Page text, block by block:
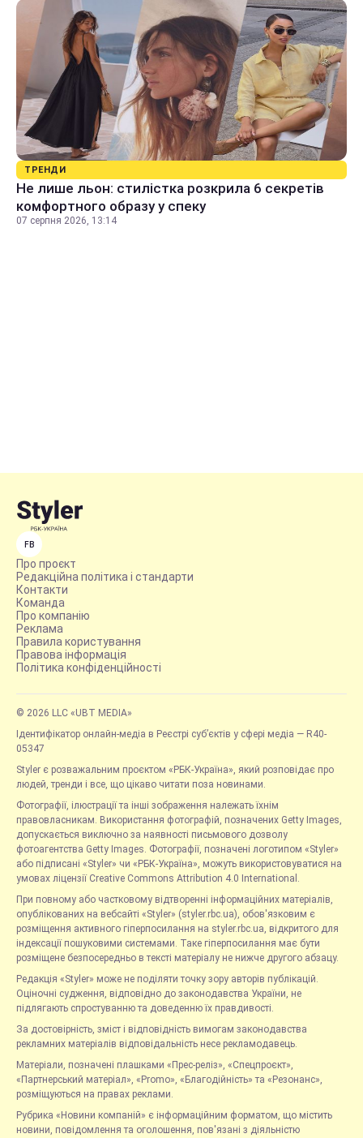
ТРЕНДИ
Не лише льон: стилістка розкрила 6 секретів
комфортного образу у спеку
07 серпня 2026, 13:14
FB
Про проєкт
Редакційна політика і стандарти
Контакти
Команда
Про компанію
Реклама
Правила користування
Правова інформація
Політика конфіденційності
© 2026 LLC «UBT MEDIA»
Ідентифікатор онлайн-медіа в Реєстрі суб’єктів у сфері медіа — R40-
05347
Styler є розважальним проєктом «РБК-Україна», який розповідає про
людей, тренди і все, що цікаво читати поза новинами.
Фотографії, ілюстрації та інші зображення належать їхнім
правовласникам. Використання фотографій, позначених Getty Images,
допускається виключно за наявності письмового дозволу
фотоагентства Getty Images. Фотографії, позначені логотипом «Styler»
або підписані «Styler» чи «РБК-Україна», можуть використовуватися на
умовах ліцензії Creative Commons Attribution 4.0 International.
При повному або частковому відтворенні інформаційних матеріалів,
опублікованих на вебсайті «Styler» (styler.rbc.ua), обов'язковим є
розміщення активного гіперпосилання на styler.rbc.ua, відкритого для
індексації пошуковими системами. Таке гіперпосилання має бути
розміщене безпосередньо в тексті матеріалу не нижче другого абзацу.
Редакція «Styler» може не поділяти точку зору авторів публікацій.
Оціночні судження, відповідно до законодавства України, не
підлягають спростуванню та доведенню їх правдивості.
За достовірність, зміст і відповідність вимогам законодавства
рекламних матеріалів відповідальність несе рекламодавець.
Матеріали, позначені плашками «Прес-реліз», «Спецпроєкт»,
«Партнерський матеріал», «Promo», «Благодійність» та «Резонанс»,
розміщуються на правах реклами.
Рубрика «Новини компаній» є інформаційним форматом, що містить
новини, повідомлення та оголошення, пов'язані з діяльністю